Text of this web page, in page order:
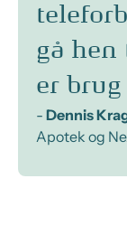
gå
er
- Dennis
Apotek og